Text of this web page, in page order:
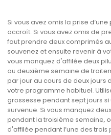
Si vous avez omis la prise
accroît. Si vous avez omis de
faut prendre deux comprimés
souvenez et ensuite revenir à
vous manquez d'affilée deux
ou deuxième semaine de
par jour au cours de deux jours
votre programme habituel.
grossesse pendant sept jours
survenue. Si vous manquez
pendant la troisième semaine,
d'affilée pendant l’une des